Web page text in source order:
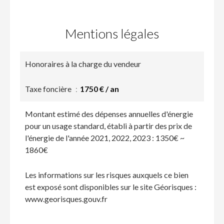
Mentions légales
Honoraires à la charge du vendeur
Taxe foncière 1750 € / an
Montant estimé des dépenses annuelles d'énergie
pour un usage standard, établi à partir des prix de
l'énergie de l'année 2021, 2022, 2023 : 1350€ ~
1860€
Les informations sur les risques auxquels ce bien
est exposé sont disponibles sur le site Géorisques :
www.georisques.gouv.fr